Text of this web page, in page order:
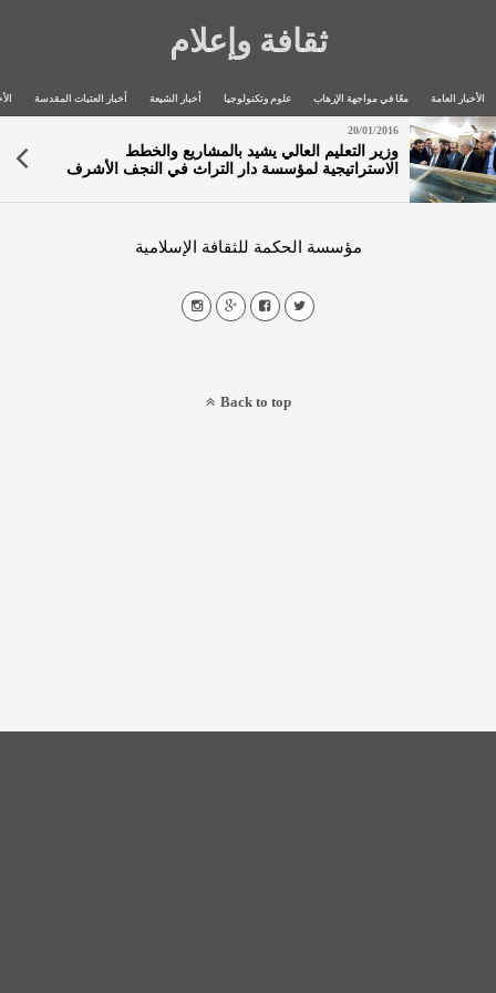
ثقافة وإعلام
الأخبار العامة معًا في مواجهة الإرهاب علوم وتكنولوجيا أخبار الشيعة أخبار العتبات المقدسة
20/01/2016
وزير التعليم العالي يشيد بالمشاريع والخطط
الاستراتيجية لمؤسسة دار التراث في النجف الأشرف
مؤسسة الحكمة للثقافة الإسلامية
Back to top